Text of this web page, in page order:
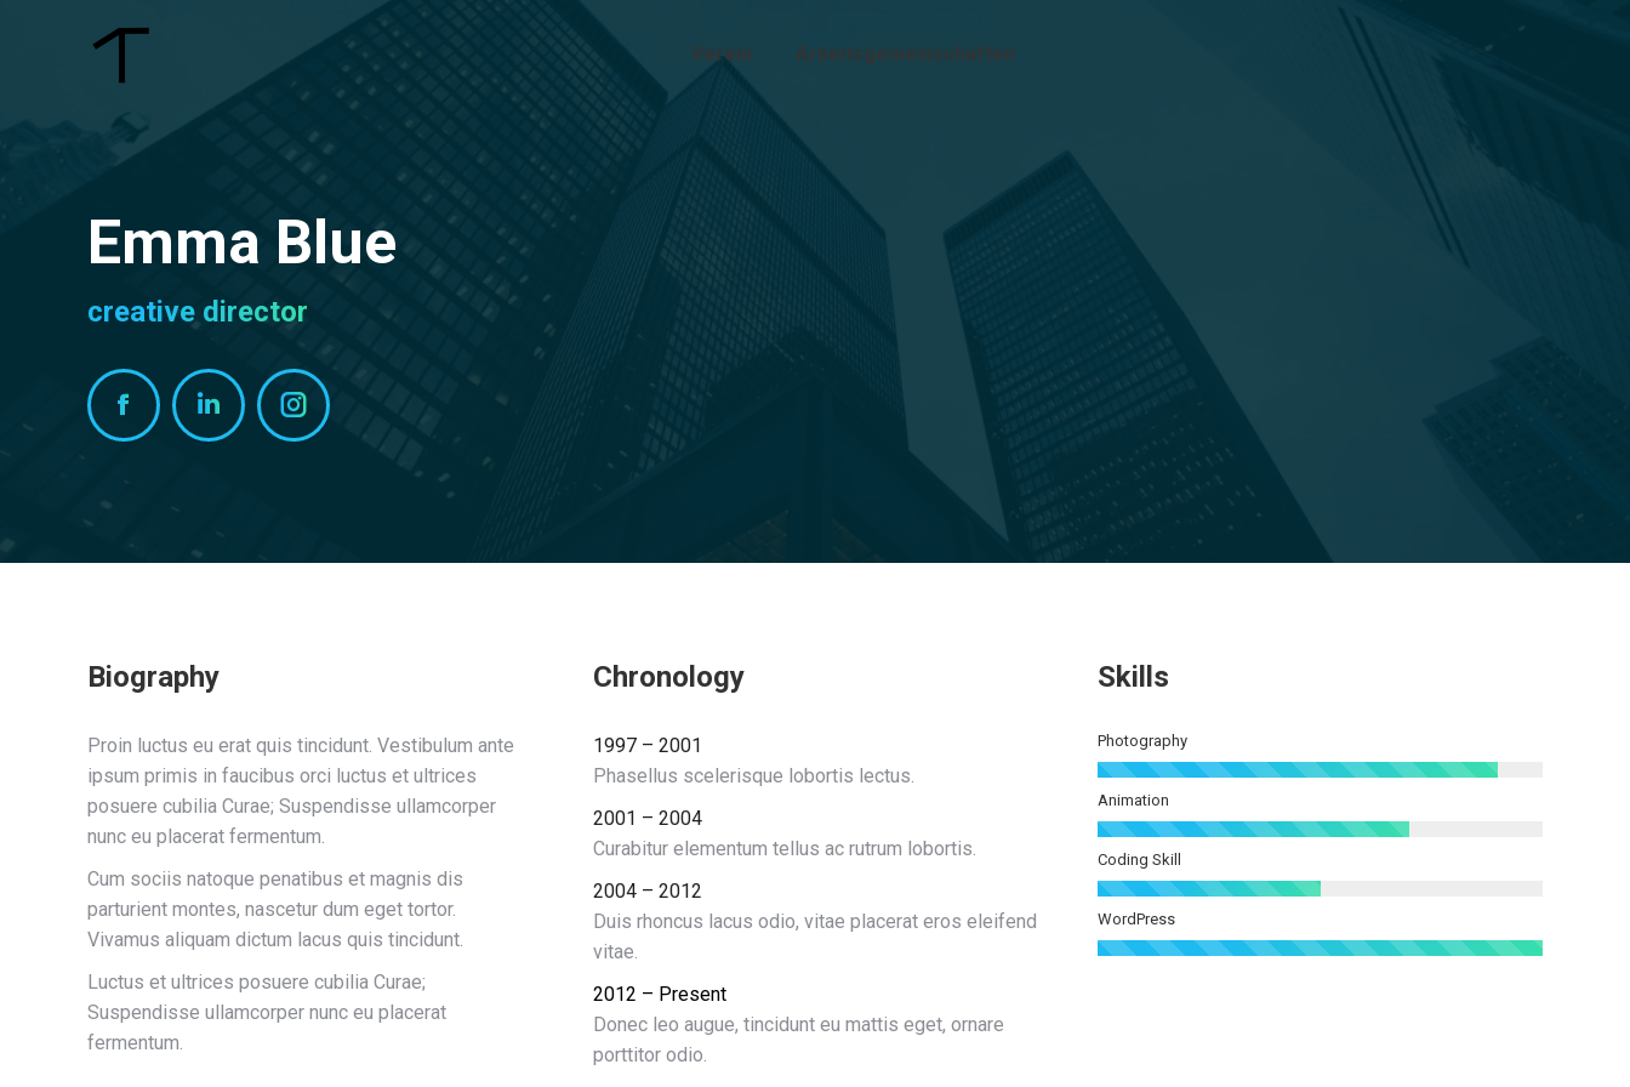
Verein Arbeitsgemeinschaften
Emma Blue
creative director
FacebookLinkedinInstagram
Biography
Proin luctus eu erat quis tincidunt. Vestibulum ante
ipsum primis in faucibus orci luctus et ultrices
posuere cubilia Curae; Suspendisse ullamcorper
nunc eu placerat fermentum.
Cum sociis natoque penatibus et magnis dis
parturient montes, nascetur dum eget tortor.
Vivamus aliquam dictum lacus quis tincidunt.
Luctus et ultrices posuere cubilia Curae;
Suspendisse ullamcorper nunc eu placerat
fermentum.
Chronology
1997 – 2001
Phasellus scelerisque lobortis lectus.
2001 – 2004
Curabitur elementum tellus ac rutrum lobortis.
2004 – 2012
Duis rhoncus lacus odio, vitae placerat eros eleifend
vitae.
2012 – Present
Donec leo augue, tincidunt eu mattis eget, ornare
porttitor odio.
Skills
Photography
Animation
Coding Skill
WordPress